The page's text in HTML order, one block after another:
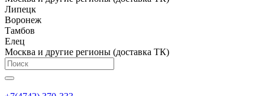
Липецк
Воронеж
Тамбов
Елец
Москва и другие регионы (доставка ТК)